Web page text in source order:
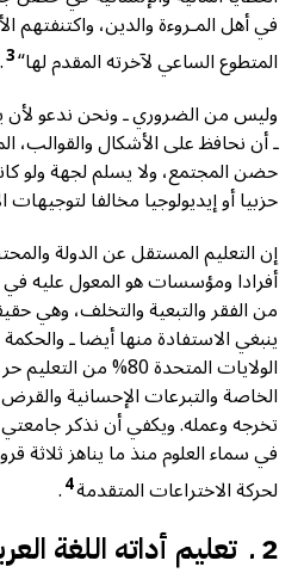
في أهل المـروءة والدين، واكتنفتهم
المتطوع الساعي لآخرته المقدم لها“3
.
وليس من الضروري ـ ونحن ندعو لأن
ـ أن نحافظ على الأشكال والقوالب،
حضن المجتمع، ولا يسلم لجهة ولو
حزبيا أو إيديولوجيا مخالفا لتوجيهات
إن التعليم المستقل عن الدولة
أفرادا ومؤسسات هو المعول عليه في
من الفقر والتبعية والتخلف، وهي
ينبغي الاستفادة منها أيضا ـ
الولايات المتحدة 80%
الخاصة والتبرعات الإحسانية
تخرجه وعمله. ويكفي أن نذكر جامعتي
في سماء العلوم منذ ما يناهز ثلاثة
لحركة الاختراعات المتقدمة4
.
2 ـ تعليم أداته اللغة العربية